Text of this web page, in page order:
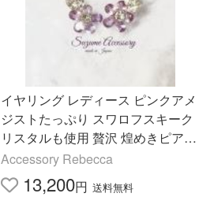
イヤリング レディース ピンクアメ
ジストたっぷり スワロフスキーク
リスタルも使用 贅沢 煌めきピアス
イヤリング サージカルステンレス
アレルギー対応
Accessory Rebecca
13,200円 送料無料